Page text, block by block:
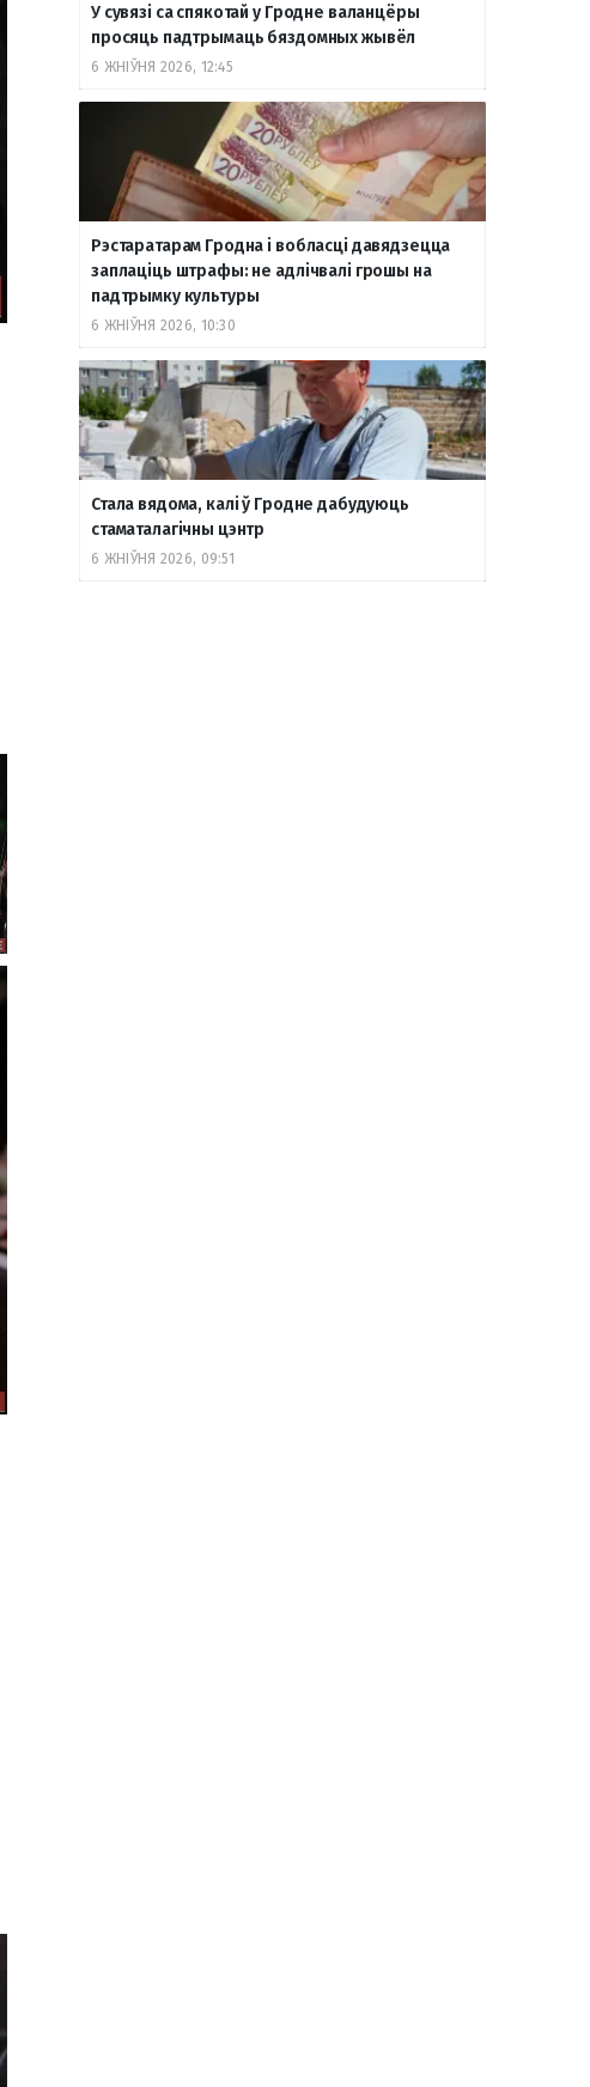
У сувязі са спякотай у Гродне валанцёры
просяць падтрымаць бяздомных жывёл
6 ЖНІЎНЯ 2026, 12:45
Рэстаратарам Гродна і вобласці давядзецца
заплаціць штрафы: не адлічвалі грошы на
падтрымку культуры
6 ЖНІЎНЯ 2026, 10:30
Стала вядома, калі ў Гродне дабудуюць
стаматалагічны цэнтр
6 ЖНІЎНЯ 2026, 09:51